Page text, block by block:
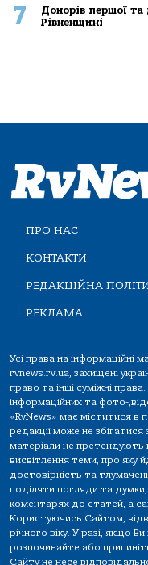
7
Донорів першої та
Рівненщині
ПРО НАС
КОНТАКТИ
РЕДАКЦІЙНА
РЕКЛАМА
Усі права на інформаційні
rvnews.rv.ua, захищені
право та інші суміжні
інформаційних та фото-
«RvNews» має міститися в
редакції може не збігатися
матеріали не претендують
висвітлення теми, про яку
достовірність та
поділяти погляди та
коментарях до статей, а
Користуючись Сайтом,
річного віку. У разі, якщо
розпочинайте або
Сайту не несе